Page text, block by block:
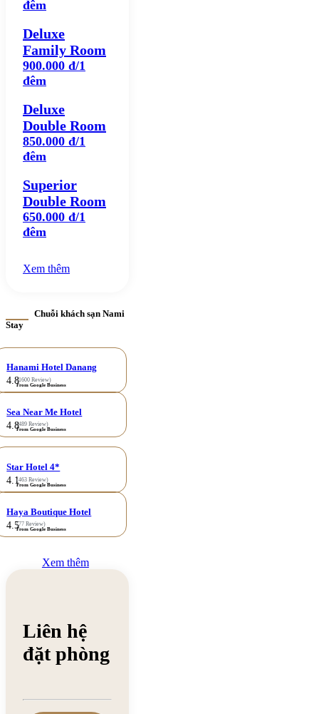
đêm
Deluxe
Family Room
900.000 đ/1
đêm
Deluxe
Double Room
850.000 đ/1
đêm
Superior
Double Room
650.000 đ/1
đêm
Xem thêm
Chuỗi khách sạn Nami
Stay
Hanami Hotel Danang
4.8(1600 Review)
From Google Business
Sea Near Me Hotel
4.8(489 Review)
From Google Business
Star Hotel 4*
4.1(463 Review)
From Google Business
Haya Boutique Hotel
4.5(77 Review)
From Google Business
Xem thêm
Liên hệ
đặt phòng